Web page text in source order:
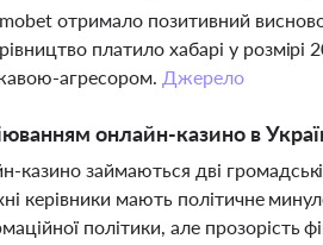
отримало позитивний
платило хабарі у
агресором. Джерело
онлайн-казино в
займаються дві громадські
керівники мають політичне
політики, але прозорість